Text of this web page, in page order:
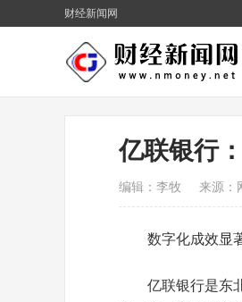
财经新闻网
亿联银行
编辑：李牧 来源：
数字化成效显
亿联银行是东